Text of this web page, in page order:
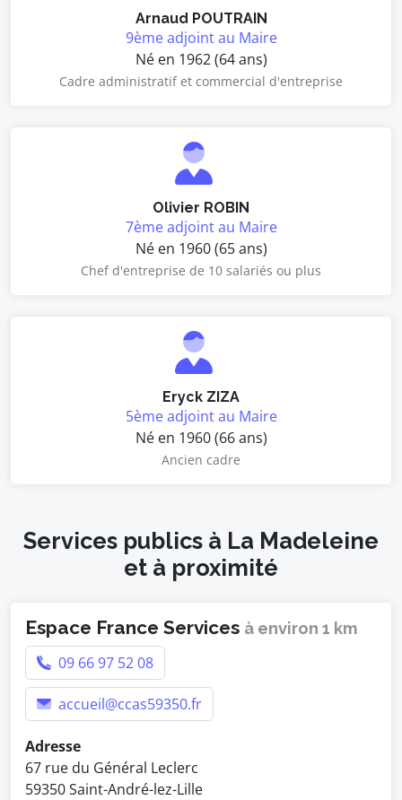
Arnaud POUTRAIN
9ème adjoint au Maire
Né en 1962 (64 ans)
Cadre administratif et commercial d'entreprise
Olivier ROBIN
7ème adjoint au Maire
Né en 1960 (65 ans)
Chef d'entreprise de 10 salariés ou plus
Eryck ZIZA
5ème adjoint au Maire
Né en 1960 (66 ans)
Ancien cadre
Services publics à La Madeleine
et à proximité
Espace France Services à environ 1 km
09 66 97 52 08
accueil@ccas59350.fr
Adresse
67 rue du Général Leclerc
59350 Saint-André-lez-Lille